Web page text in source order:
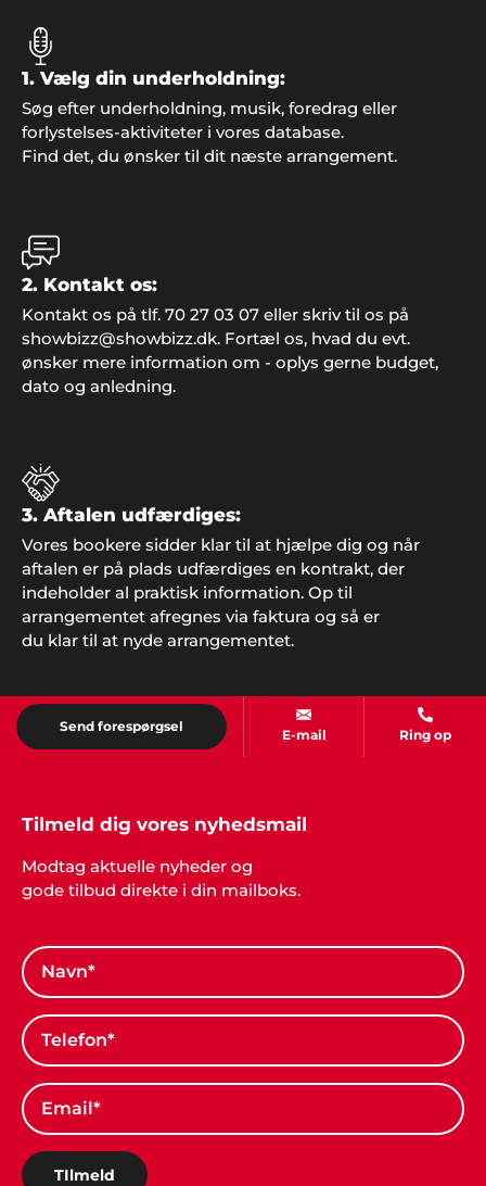
Mona Jørgensen, Slimminge
"Tusind tak for super fin betjening i forbindelse
med vores store fest. Det blev et rigtig godt
arrangement"..
Søren og Henning
"Lidt af et vovestykke vi kastede os ud i, da vi
sagde ja til at arrangere årets julefrokost i klubben.
MEN, så fandt vi på at kontakte Showbizz Danmark
som nærmest klarede det hele og leverede både
musik og underholdning. Super fedt. Tak for det".
Jakob Højbjerg
"Vi holdt en helt genial fest for vores forældre til
deres guldbryllup og fandt underholdningen på
er man leder efter. Stor tak for hjælpen, det blev en
1. Vælg din underholdning:
Søg efter underholdning, musik, foredrag eller
forlystelses-aktiviteter i vores database.
Find det, du ønsker til dit næste arrangement.
2. Kontakt os:
Kontakt os på tlf. 70 27 03 07 eller skriv til os på
showbizz@showbizz.dk. Fortæl os, hvad du evt.
ønsker mere information om - oplys gerne budget,
dato og anledning.
3. Aftalen udfærdiges:
Vores bookere sidder klar til at hjælpe dig og når
aftalen er på plads udfærdiges en kontrakt, der
indeholder al praktisk information. Op til
arrangementet afregnes via faktura og så er
du klar til at nyde arrangementet.
Send forespørgsel
E-mail Ring op
Tilmeld dig vores nyhedsmail
Modtag aktuelle nyheder og
gode tilbud direkte i din mailboks.
TIlmeld